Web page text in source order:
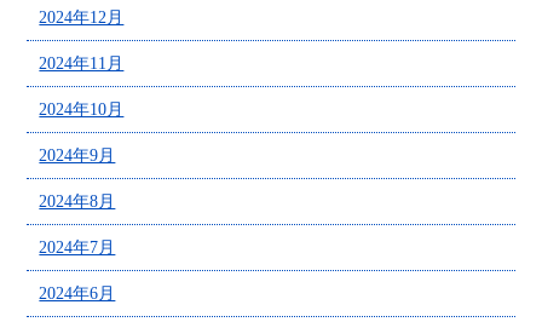
2024年12月
2024年11月
2024年10月
2024年9月
2024年8月
2024年7月
2024年6月